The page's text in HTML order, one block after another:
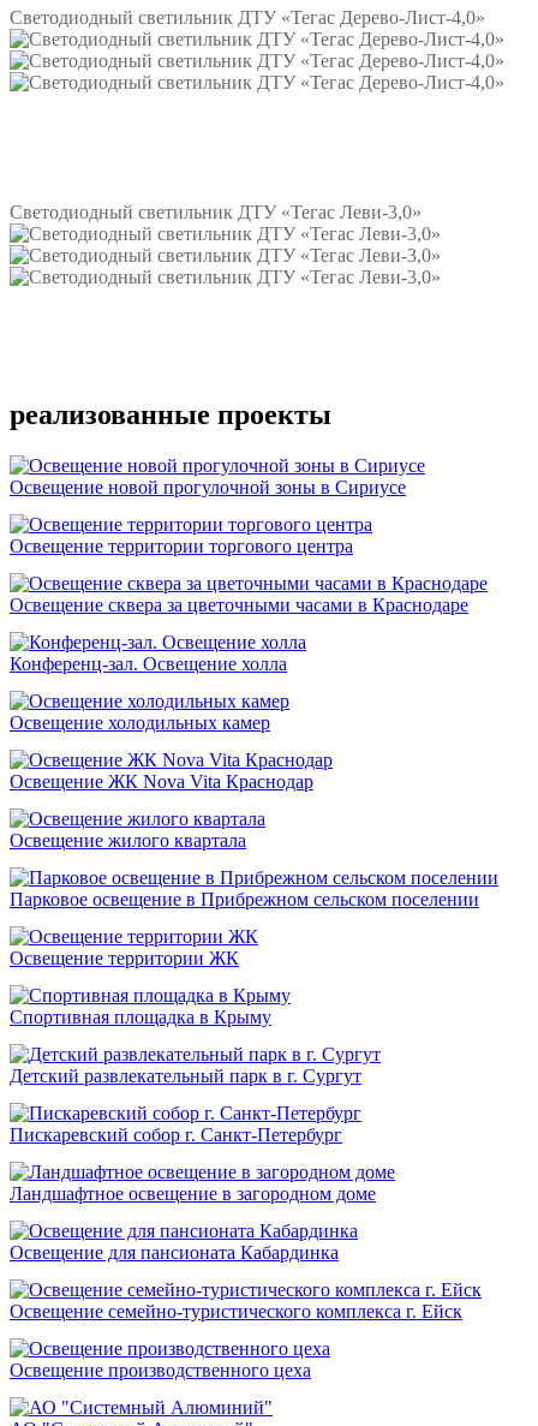
Светодиодный светильник ДТУ «Тегас Дерево-Лист-4,0»
Светодиодный светильник ДТУ «Тегас Леви-3,0»
реализованные проекты
Освещение новой прогулочной зоны в Сириусе
Освещение территории торгового центра
Освещение сквера за цветочными часами в Краснодаре
Конференц-зал. Освещение холла
Освещение холодильных камер
Освещение ЖК Nova Vita Краснодар
Освещение жилого квартала
Парковое освещение в Прибрежном сельском поселении
Освещение территории ЖК
Спортивная площадка в Крыму
Детский развлекательный парк в г. Сургут
Пискаревский собор г. Санкт-Петербург
Ландшафтное освещение в загородном доме
Освещение для пансионата Кабардинка
Освещение семейно-туристического комплекса г. Ейск
Освещение производственного цеха